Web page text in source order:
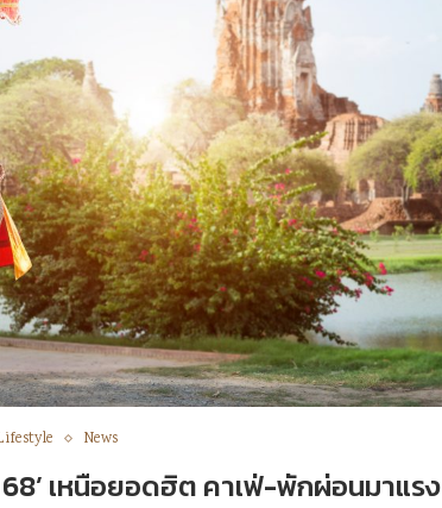
News
68’ เหนือยอดฮิต คาเฟ่-พักผ่อนมาแรง